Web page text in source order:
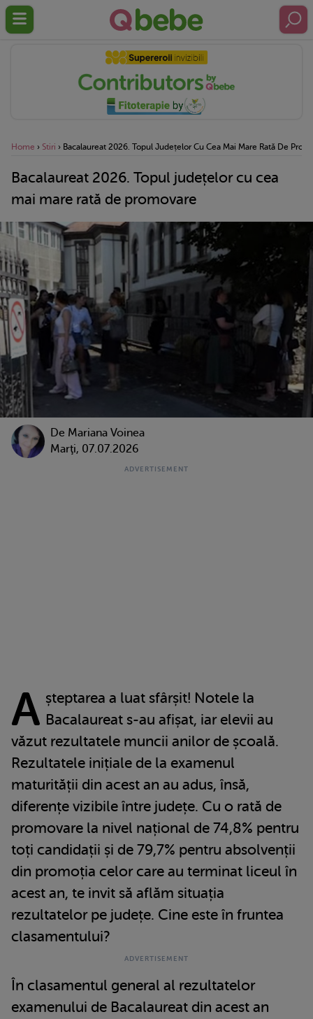
Home › Stiri › Bacalaureat 2026. Topul Județelor Cu Cea Mai Mare Rată De
Bacalaureat 2026. Topul județelor cu cea
mai mare rată de promovare
De Mariana Voinea
Marţi, 07.07.2026
A șteptarea a luat sfârșit! Notele la
Bacalaureat s-au afișat, iar elevii au
văzut rezultatele muncii anilor de școală.
Rezultatele inițiale de la examenul
maturității din acest an au adus, însă,
diferențe vizibile între județe. Cu o rată de
promovare la nivel național de 74,8% pentru
toți candidații și de 79,7% pentru absolvenții
din promoția celor care au terminat liceul în
acest an, te invit să aflăm situația
rezultatelor pe județe. Cine este în fruntea
clasamentului?
În clasamentul general al rezultatelor
examenului de Bacalaureat din acest an